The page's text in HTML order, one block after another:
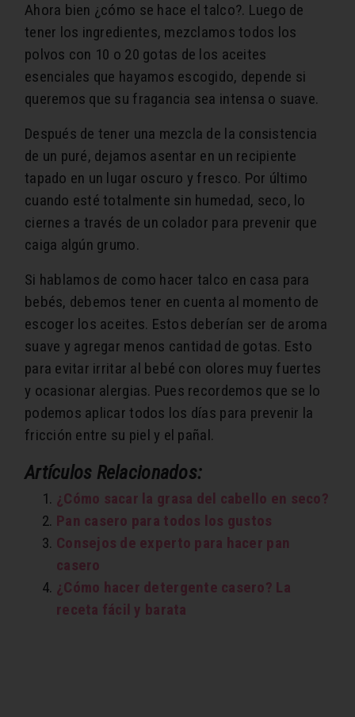
Ahora bien ¿cómo se hace el talco?. Luego de
tener los ingredientes, mezclamos todos los
polvos con 10 o 20 gotas de los aceites
esenciales que hayamos escogido, depende si
queremos que su fragancia sea intensa o suave.
Después de tener una mezcla de la consistencia
de un puré, dejamos asentar en un recipiente
tapado en un lugar oscuro y fresco. Por último
cuando esté totalmente sin humedad, seco, lo
ciernes a través de un colador para prevenir que
caiga algún grumo.
Si hablamos de como hacer talco en casa para
bebés, debemos tener en cuenta al momento de
escoger los aceites. Estos deberían ser de aroma
suave y agregar menos cantidad de gotas. Esto
para evitar irritar al bebé con olores muy fuertes
y ocasionar alergias. Pues recordemos que se lo
podemos aplicar todos los días para prevenir la
fricción entre su piel y el pañal.
Artículos Relacionados:
¿Cómo sacar la grasa del cabello en seco?
Pan casero para todos los gustos
Consejos de experto para hacer pan
casero
¿Cómo hacer detergente casero? La
receta fácil y barata